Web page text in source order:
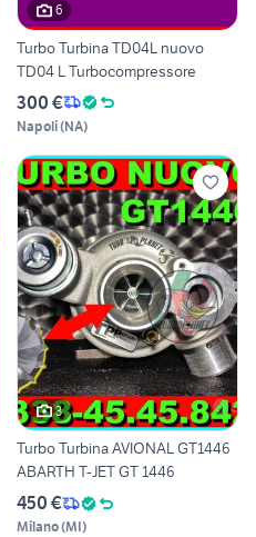
6
Turbo Turbina TD04L nuovo
TD04 L Turbocompressore
300 €
Napoli(NA)
3
Turbo Turbina AVIONAL GT1446
ABARTH T-JET GT 1446
450 €
Milano(MI)